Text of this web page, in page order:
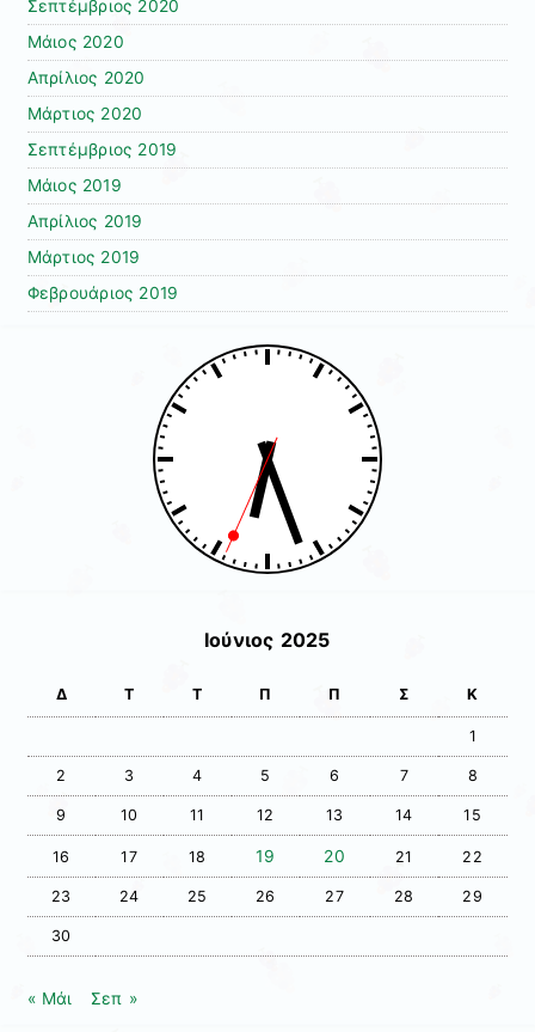
Σεπτέμβριος 2020
Μάιος 2020
Απρίλιος 2020
Μάρτιος 2020
Σεπτέμβριος 2019
Μάιος 2019
Απρίλιος 2019
Μάρτιος 2019
Φεβρουάριος 2019
Ιούνιος 2025
Δ Τ Τ Π Π Σ Κ
1
2 3 4 5 6 7 8
9 10 11 12 13 14 15
16 17 18 19 20 21 22
23 24 25 26 27 28 29
30
« Μάι Σεπ »